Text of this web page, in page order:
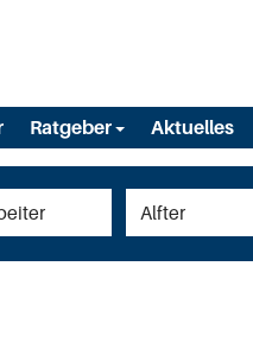
Ratgeber Aktuelles